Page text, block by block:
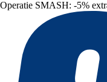
Operatie SMASH: -5%